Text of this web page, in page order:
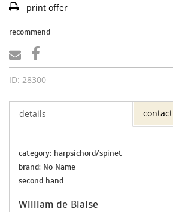
print offer
recommend
ID: 28300
details contact
category: harpsichord/spinet
brand: No Name
second hand
William de Blaise